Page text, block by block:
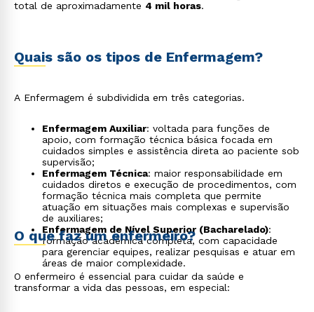
total de aproximadamente 4 mil horas.
Quais são os tipos de Enfermagem?
A Enfermagem é subdividida em três categorias.
Enfermagem Auxiliar: voltada para funções de
apoio, com formação técnica básica focada em
cuidados simples e assistência direta ao paciente sob
supervisão;
Enfermagem Técnica: maior responsabilidade em
cuidados diretos e execução de procedimentos, com
formação técnica mais completa que permite
atuação em situações mais complexas e supervisão
de auxiliares;
Enfermagem de Nível Superior (Bacharelado):
formação acadêmica completa, com capacidade
para gerenciar equipes, realizar pesquisas e atuar em
áreas de maior complexidade.
O que faz um enfermeiro?
O enfermeiro é essencial para cuidar da saúde e
transformar a vida das pessoas, em especial: